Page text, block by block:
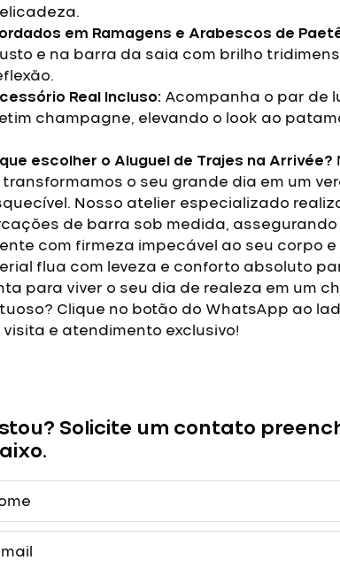
em Ramagens e Arabescos de
e na barra da saia com brilho
Real Incluso: Acompanha o par de
champagne, elevando o look ao
que escolher o Aluguel de Trajes na Arrivée?
transformamos o seu grande dia em um
Nosso atelier especializado
de barra sob medida,
com firmeza impecável ao seu corpo
flua com leveza e conforto absoluto
para viver o seu dia de realeza em um
Clique no botão do WhatsApp ao
visita e atendimento exclusivo!
Solicite um contato